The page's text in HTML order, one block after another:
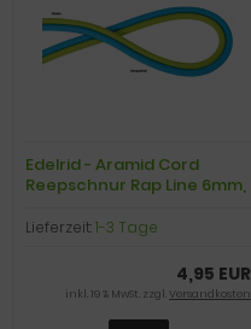
Edelrid - Aramid Cord
Reepschnur Rap Line 6mm,
Lieferzeit:1-3 Tage
4,95 EUR
inkl. 19 % MwSt. zzgl.Versandkosten